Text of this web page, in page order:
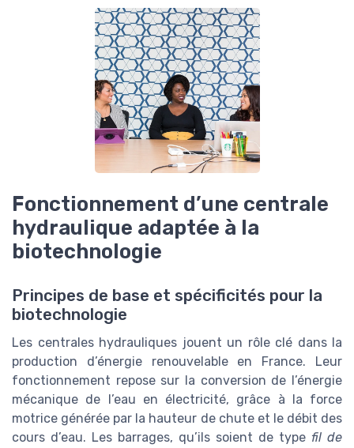
Fonctionnement d’une centrale
hydraulique adaptée à la
biotechnologie
Principes de base et spécificités pour la
biotechnologie
Les centrales hydrauliques jouent un rôle clé dans la
production d’énergie renouvelable en France. Leur
fonctionnement repose sur la conversion de l’énergie
mécanique de l’eau en électricité, grâce à la force
motrice générée par la hauteur de chute et le débit des
cours d’eau. Les barrages, qu’ils soient de type fil de